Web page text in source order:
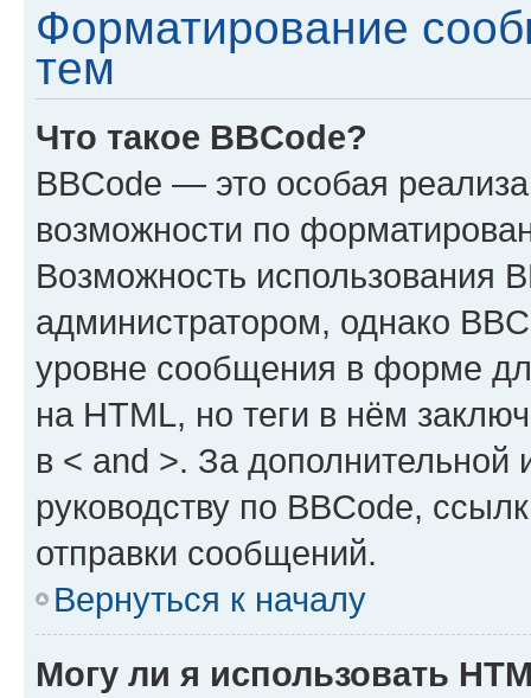
Форматирование
тем
Что такое BBCode?
BBCode — это особая
возможности по
Возможность использования
администратором, однако
уровне сообщения в форме
на HTML, но теги в нём
в < and >. За
руководству по BBCode,
отправки сообщений.
Вернуться к началу
Могу ли я использовать